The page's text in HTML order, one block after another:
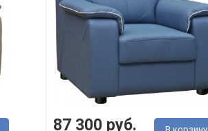
87 300 руб.